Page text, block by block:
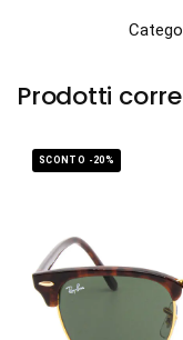
Prodotti
SCONTO -20%